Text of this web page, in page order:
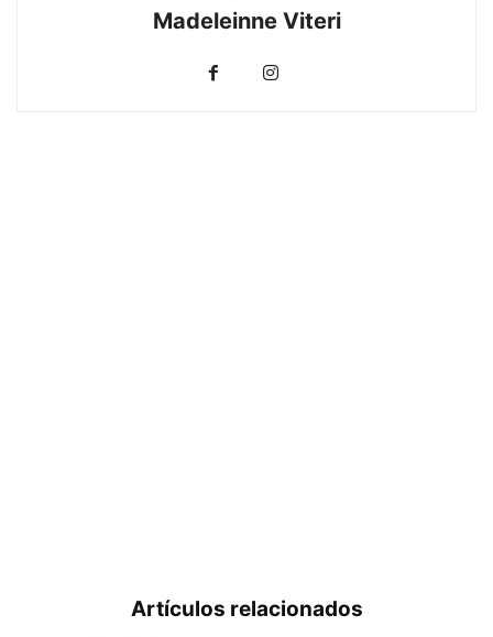
Madeleinne Viteri
Artículos relacionados